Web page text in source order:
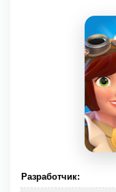
Разработчик: